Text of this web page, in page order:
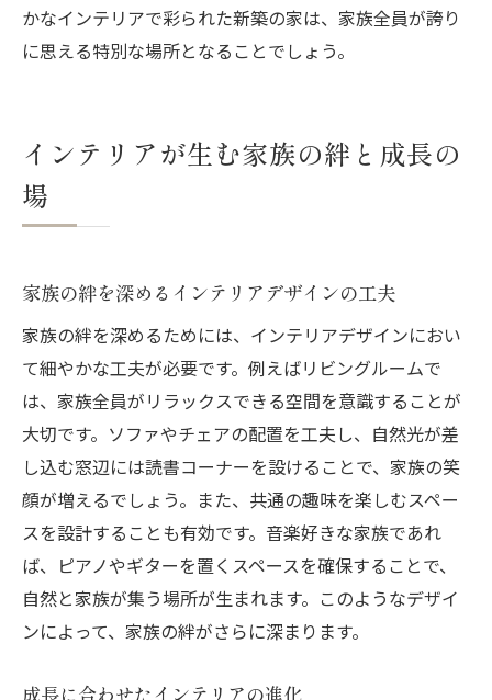
かなインテリアで彩られた新築の家は、家族全員が誇り
に思える特別な場所となることでしょう。
インテリアが生む家族の絆と成長の
場
家族の絆を深めるインテリアデザインの工夫
家族の絆を深めるためには、インテリアデザインにおい
て細やかな工夫が必要です。例えばリビングルームで
は、家族全員がリラックスできる空間を意識することが
大切です。ソファやチェアの配置を工夫し、自然光が差
し込む窓辺には読書コーナーを設けることで、家族の笑
顔が増えるでしょう。また、共通の趣味を楽しむスペー
スを設計することも有効です。音楽好きな家族であれ
ば、ピアノやギターを置くスペースを確保することで、
自然と家族が集う場所が生まれます。このようなデザイ
ンによって、家族の絆がさらに深まります。
成長に合わせたインテリアの進化